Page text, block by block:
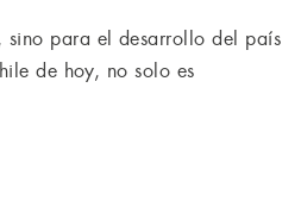
sino para el desarrollo del país
de hoy, no solo es